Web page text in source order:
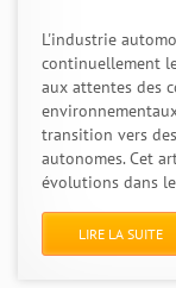
L'industrie
continuellement
aux attentes des
transition vers
autonomes. Cet
évolutions dans
LIRE LA SUITE